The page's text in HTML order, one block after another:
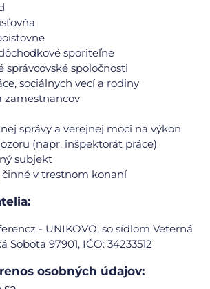
sporiteľne
správcovské spoločnosti
sociálnych vecí a rodiny
zamestnancov
správy a verejnej moci na výkon
(napr. inšpektorát práce)
subjekt
činné v trestnom konaní
- UNIKOVO, so sídlom Veterná
Sobota 97901, IČO: 34233512
osobných údajov: